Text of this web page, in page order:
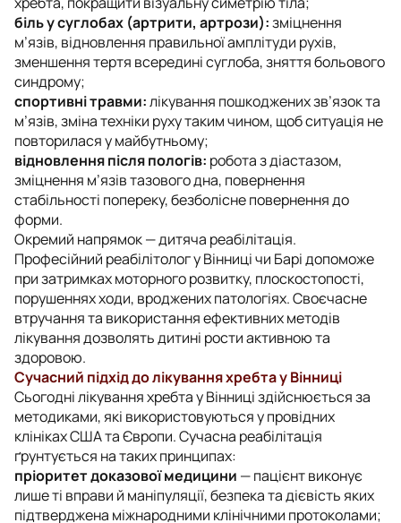
біль у суглобах (артрити, артрози):зміцнення
м’язів, відновлення правильної амплітуди рухів,
зменшення тертя всередині суглоба, зняття больового
синдрому;
спортивні травми:лікування пошкоджених зв’язок та
м’язів, зміна техніки руху таким чином, щоб ситуація не
повторилася у майбутньому;
відновлення після пологів: робота з діастазом,
зміцнення м’язів тазового дна, повернення
стабільності попереку, безболісне повернення до
форми.
Окремий напрямок — дитяча реабілітація.
Професійний реабілітолог у Вінниці чи Барі допоможе
при затримках моторного розвитку, плоскостопості,
порушеннях ходи, вроджених патологіях. Своєчасне
втручання та використання ефективних методів
лікування дозволять дитині рости активною та
здоровою.
Сучасний підхід до лікування хребта у Вінниці
Сьогодні лікування хребта у Вінниці здійснюється за
методиками, які використовуються у провідних
клініках США та Європи. Сучасна реабілітація
ґрунтується на таких принципах:
пріоритет доказової медицини — пацієнт виконує
лише ті вправи й маніпуляції, безпека та дієвість яких
підтверджена міжнародними клінічними протоколами;